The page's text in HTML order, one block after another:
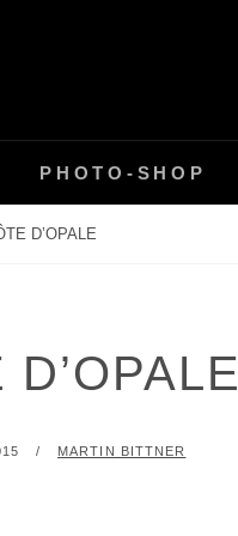
PHOTO-SHOP
D’OPALE
D’OPALE
BY
MARTIN BITTNER